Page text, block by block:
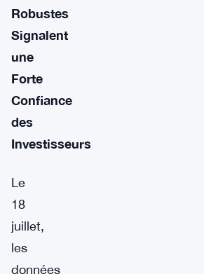
Robustes
Signalent
une
Forte
Confiance
des
Investisseurs
Le
18
juillet,
les
données